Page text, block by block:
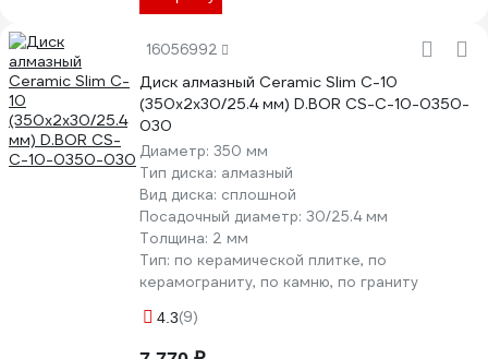
16056992
Диск алмазный Ceramic Slim C-10
(350x2x30/25.4 мм) D.BOR CS-C-10-0350-
030
Диаметр: 350 мм
Тип диска: алмазный
Вид диска: сплошной
Посадочный диаметр: 30/25.4 мм
Толщина: 2 мм
Тип: по керамической плитке, по
керамограниту, по камню, по граниту
4.3(9)